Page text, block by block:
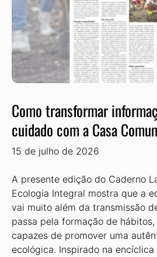
Como transformar
cuidado com a Casa
15 de julho de 2026
A presente edição do Caderno
Ecologia Integral mostra que a
vai muito além da transmissão
passa pela formação de
capazes de promover uma
ecológica. Inspirado na